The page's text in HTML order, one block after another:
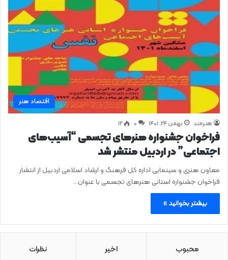
اقتصاد هنر
هنرمند بهمن ۲۴, ۱۴۰۱ 0 ۱۲
فراخوان جشنواره هنرهای تجسمی “آسیب‌های
اجتماعی” در اردبیل منتشر شد
معاون هنری و سینمایی اداره کل فرهنگ و ارشاد اسلامی اردبیل از انتشار
فراخوان جشنواره استانی هنرهای تجسمی با عنوان…
بیشتر بخوانید »
محبوب اخیر نظرات